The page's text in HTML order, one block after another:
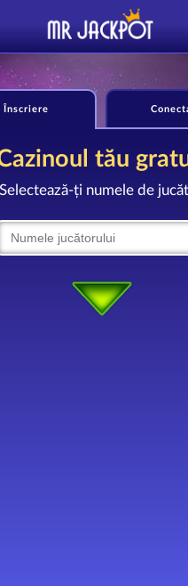
Înscriere
tău
Selectează-ți numele de